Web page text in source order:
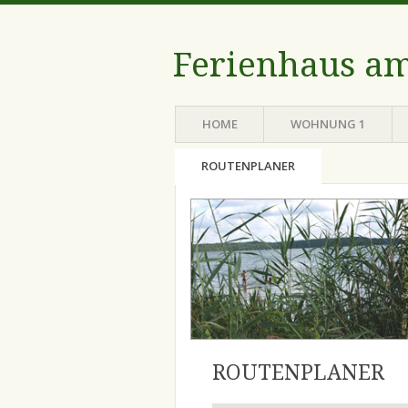
Ferienhaus
Menü
Zum Inhalt springen
HOME WOHNUNG 1
ROUTENPLANER
ROUTENPLANER